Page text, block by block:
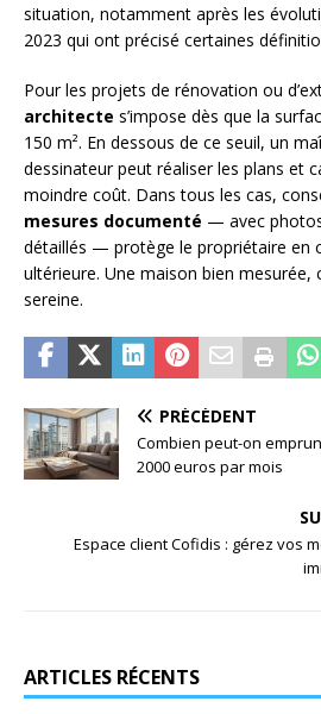
situation, notamment après les
2023 qui ont précisé certaines
Pour les projets de rénovation ou
architecte s’impose dès que la
150 m². En dessous de ce seuil, un
dessinateur peut réaliser les plans et
moindre coût. Dans tous les cas,
mesures documenté — avec
détaillés — protège le propriétaire en
ultérieure. Une maison bien mesurée,
sereine.
PRÉCÉDENT
Combien peut-on
2000 euros par mois
Espace client Cofidis : gérez vos
ARTICLES RÉCENTS